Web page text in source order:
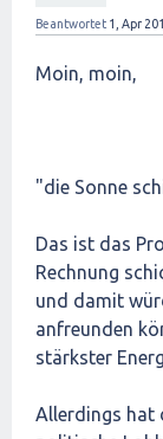
Beantwortet 1, Apr
Moin, moin,
"die Sonne
Das ist das
Rechnung
und damit
anfreunden
stärkster
Allerdings hat